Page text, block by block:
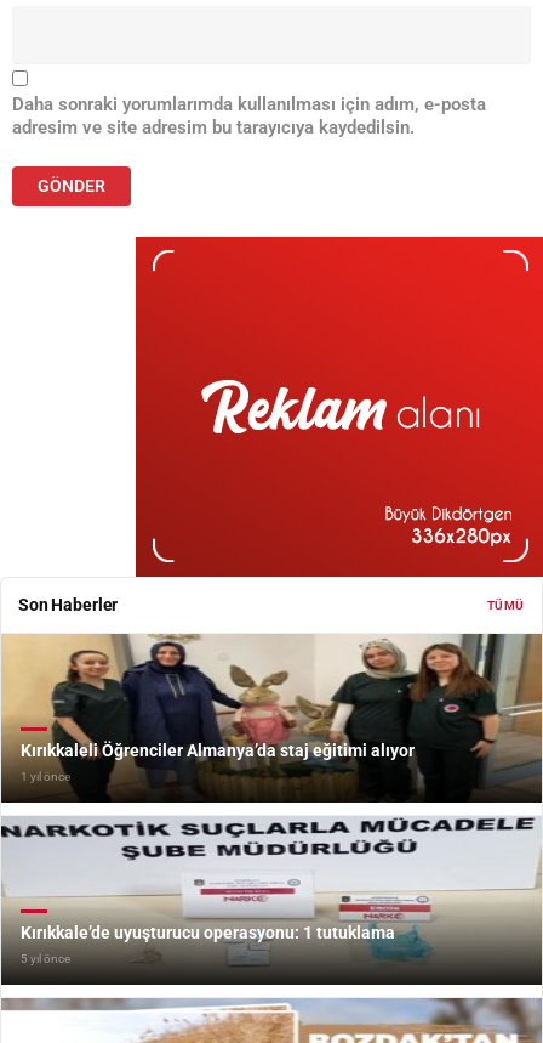
Daha sonraki yorumlarımda kullanılması için adım, e-posta
adresim ve site adresim bu tarayıcıya kaydedilsin.
Son Haberler TÜMÜ
Kırıkkaleli Öğrenciler Almanya’da staj eğitimi alıyor
1 yıl önce
Kırıkkale’de uyuşturucu operasyonu: 1 tutuklama
5 yıl önce